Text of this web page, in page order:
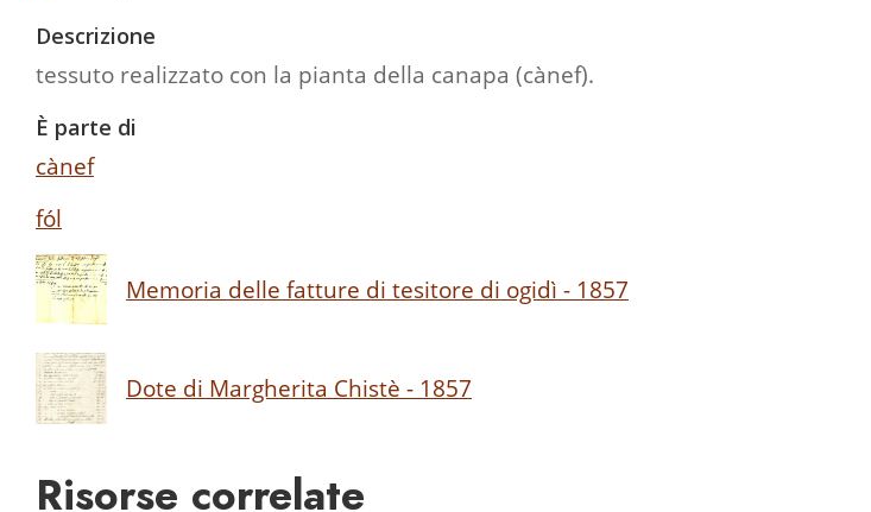
Descrizione
tessuto realizzato con la pianta della canapa (cànef).
È parte di
cànef
fól
Memoria delle fatture di tesitore di ogidì - 1857
Dote di Margherita Chistè - 1857
Risorse correlate